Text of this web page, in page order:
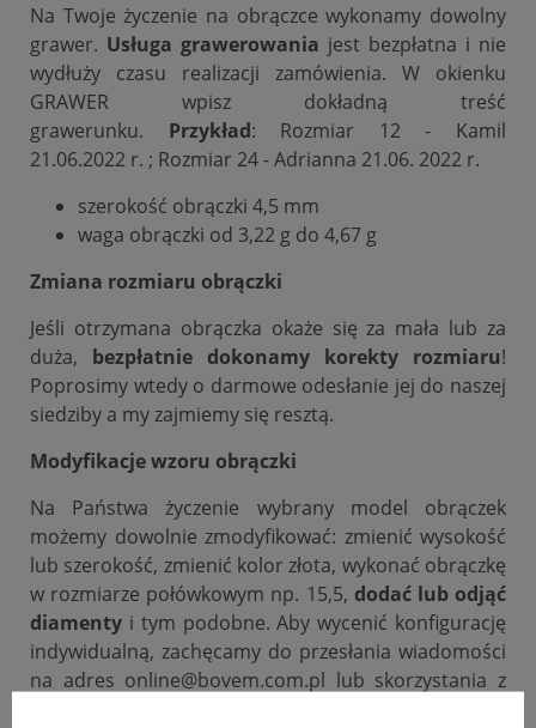
Na Twoje życzenie na obrączce wykonamy dowolny
grawer. Usługa grawerowania jest bezpłatna i nie
wydłuży czasu realizacji zamówienia. W okienku
GRAWER wpisz dokładną treść
grawerunku.
Przykład: Rozmiar 12 - Kamil
21.06.2022 r. ; Rozmiar 24 - Adrianna 21.06. 2022 r.
szerokość obrączki 4,5 mm
waga obrączki od 3,22 g do 4,67 g
Zmiana rozmiaru obrączki
Jeśli otrzymana obrączka okaże się za mała lub za
duża, bezpłatnie dokonamy korekty rozmiaru!
Poprosimy wtedy o darmowe odesłanie jej do naszej
siedziby a my zajmiemy się resztą.
Modyfikacje wzoru obrączki
Na Państwa życzenie wybrany model obrączek
możemy dowolnie zmodyfikować: zmienić wysokość
lub szerokość, zmienić kolor złota, wykonać obrączkę
w rozmiarze połówkowym np. 15,5, dodać lub odjąć
diamenty i tym podobne. Aby wycenić konfigurację
indywidualną, zachęcamy do przesłania wiadomości
na adres online@bovem.com.pl lub skorzystania z